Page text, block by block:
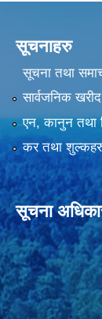
सूचनाहरु
सूचना तथा
सार्वजनिक
एन, कानुन तथा
कर तथा
सूचना